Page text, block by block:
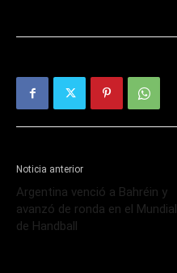
Noticia anterior
Argentina venció a Bahréin y
avanzó de ronda en el Mundial
de Handball